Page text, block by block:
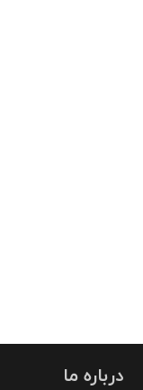
درباره ما